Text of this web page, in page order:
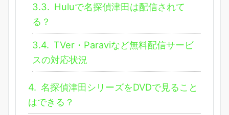
3.3. Huluで名探偵津田は配信されて
る？
3.4. TVer・Paraviなど無料配信サービ
スの対応状況
4. 名探偵津田シリーズをDVDで見ること
はできる？